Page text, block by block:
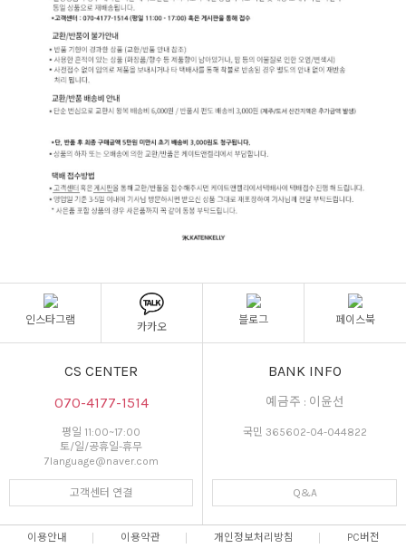
인스타그램
카카오
블로그 페이스북
CS CENTER
070-4177-1514
평일 11:00~17:00
토/일/공휴일-휴무
7language@naver.com
고객센터 연결
BANK INFO
예금주 : 이윤선
국민 365602-04-044822
Q&A
이용안내 이용약관 개인정보처리방침 PC버전